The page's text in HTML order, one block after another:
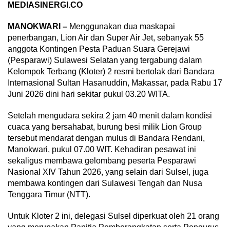
MEDIASINERGI.CO
MANOKWARI – Menggunakan dua maskapai
penerbangan, Lion Air dan Super Air Jet, sebanyak 55
anggota Kontingen Pesta Paduan Suara Gerejawi
(Pesparawi) Sulawesi Selatan yang tergabung dalam
Kelompok Terbang (Kloter) 2 resmi bertolak dari Bandara
Internasional Sultan Hasanuddin, Makassar, pada Rabu 17
Juni 2026 dini hari sekitar pukul 03.20 WITA.
Setelah mengudara sekira 2 jam 40 menit dalam kondisi
cuaca yang bersahabat, burung besi milik Lion Group
tersebut mendarat dengan mulus di Bandara Rendani,
Manokwari, pukul 07.00 WIT. Kehadiran pesawat ini
sekaligus membawa gelombang peserta Pesparawi
Nasional XIV Tahun 2026, yang selain dari Sulsel, juga
membawa kontingen dari Sulawesi Tengah dan Nusa
Tenggara Timur (NTT).
Untuk Kloter 2 ini, delegasi Sulsel diperkuat oleh 21 orang